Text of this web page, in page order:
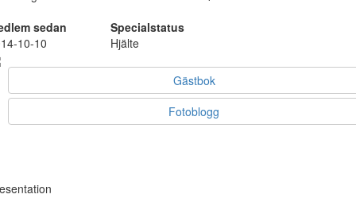
sedan
Specialstatus
10-10
Hjälte
Gästbok
Fotoblogg